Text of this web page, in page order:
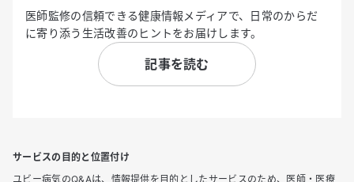
医師監修の信頼できる健康情報メディアで、日常のからだ
に寄り添う生活改善のヒントをお届けします。
記事を読む
サービスの目的と位置付け
ユビー病気のQ&Aは、情報提供を目的としたサービスのため、医師・医療